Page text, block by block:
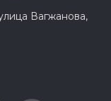
Вагжанова,